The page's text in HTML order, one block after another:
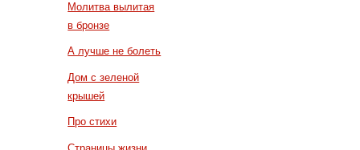
Молитва вылитая
в бронзе
А лучше не болеть
Дом с зеленой
крышей
Про стихи